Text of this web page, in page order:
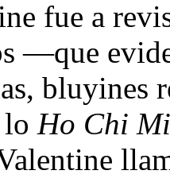
fue a
—que
bluyines
Ho Chi